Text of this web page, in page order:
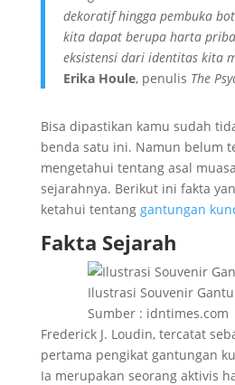
dekoratif hingga pembuka
kita dapat berupa harta
eksistensi dari identitas kita
Erika Houle, penulis The
Bisa dipastikan kamu sudah
benda satu ini. Namun belum
mengetahui tentang asal
sejarahnya. Berikut ini fakta
ketahui tentang gantungan
Fakta Sejarah
Ilustrasi Souvenir
Sumber : idntimes.com
Frederick J. Loudin, tercatat
pertama pengikat gantungan
Ia merupakan seorang aktivis